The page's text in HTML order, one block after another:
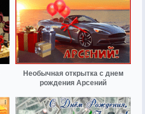
Необычная открытка с днем
рождения Арсений